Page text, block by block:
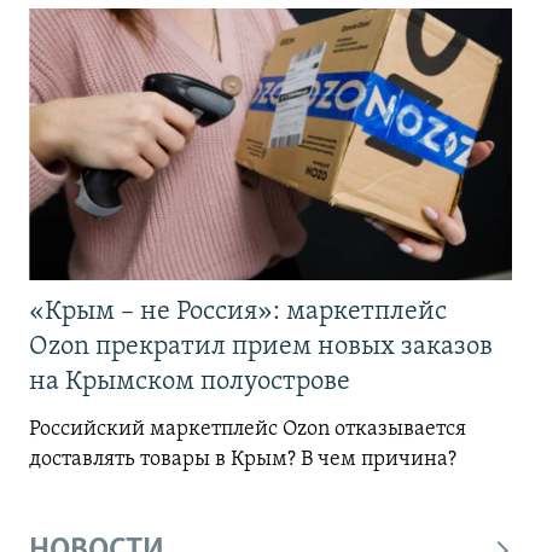
«Крым – не Россия»: маркетплейс
Ozon прекратил прием новых заказов
на Крымском полуострове
Российский маркетплейс Ozon отказывается
доставлять товары в Крым? В чем причина?